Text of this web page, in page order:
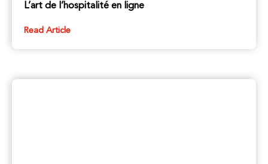
L’art de l’hospitalité en ligne
Read Article